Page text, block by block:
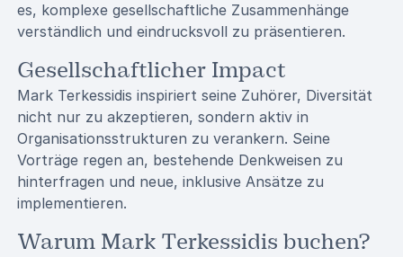
es, komplexe gesellschaftliche Zusammenhänge
verständlich und eindrucksvoll zu präsentieren.
Gesellschaftlicher Impact
Mark Terkessidis inspiriert seine Zuhörer, Diversität
nicht nur zu akzeptieren, sondern aktiv in
Organisationsstrukturen zu verankern. Seine
Vorträge regen an, bestehende Denkweisen zu
hinterfragen und neue, inklusive Ansätze zu
implementieren.
Warum Mark Terkessidis buchen?